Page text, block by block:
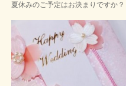
夏休みのご予定はお決まりですか？